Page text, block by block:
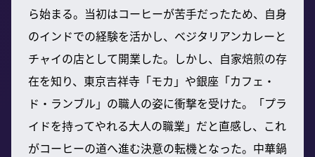
ら始まる。当初はコーヒーが苦手だったため、自身
のインドでの経験を活かし、ベジタリアンカレーと
チャイの店として開業した。しかし、自家焙煎の存
在を知り、東京吉祥寺「モカ」や銀座「カフェ・
ド・ランブル」の職人の姿に衝撃を受けた。「プラ
イドを持ってやれる大人の職業」だと直感し、これ
がコーヒーの道へ進む決意の転機となった。中華鍋